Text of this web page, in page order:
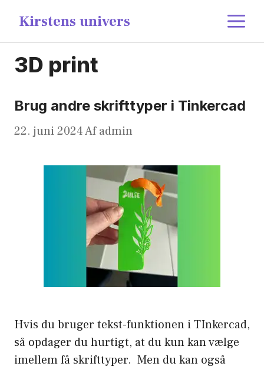
indhold
Kirstens univers
3D print
Brug andre skrifttyper i Tinkercad
22. juni 2024Afadmin
Hvis du bruger tekst-funktionen i TInkercad,
så opdager du hurtigt, at du kun kan vælge
imellem få skrifttyper. Men du kan også